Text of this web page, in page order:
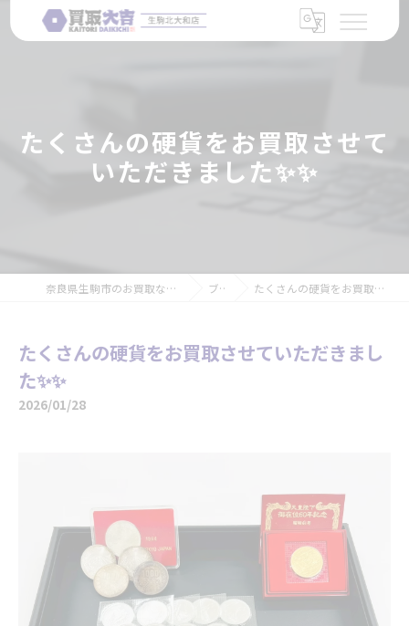
たくさんの硬貨をお買取させて
いただきました✨✨
奈良県生駒市のお買取なら買取大吉 生駒北大和店 ブログ たくさんの硬貨をお買取させていただきました✨✨
たくさんの硬貨をお買取させていただきまし
た✨✨
2026/01/28